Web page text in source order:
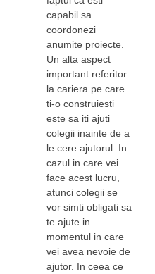
capabil sa
coordonezi
anumite proiecte.
Un alta aspect
important referitor
la cariera pe care
ti-o construiesti
este sa iti ajuti
colegii inainte de a
le cere ajutorul. In
cazul in care vei
face acest lucru,
atunci colegii se
vor simti obligati sa
te ajute in
momentul in care
vei avea nevoie de
ajutor. In ceea ce